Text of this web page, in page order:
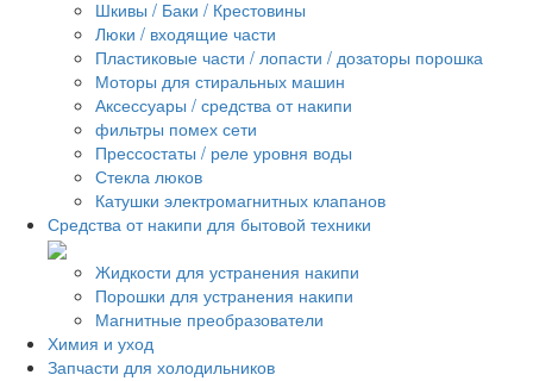
Шкивы / Баки / Крестовины
Люки / входящие части
Пластиковые части / лопасти / дозаторы порошка
Моторы для стиральных машин
Аксессуары / средства от накипи
фильтры помех сети
Прессостаты / реле уровня воды
Стекла люков
Катушки электромагнитных клапанов
Средства от накипи для бытовой техники
Жидкости для устранения накипи
Порошки для устранения накипи
Магнитные преобразователи
Химия и уход
Запчасти для холодильников